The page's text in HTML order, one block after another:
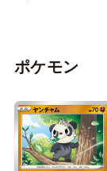
ポケモン